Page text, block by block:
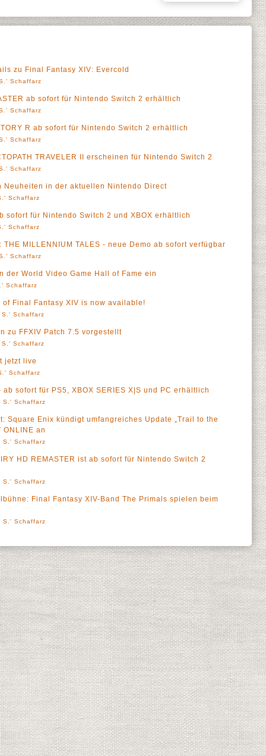
zu Final Fantasy XIV: Evercold
Schaffarz
ab sofort für Nintendo Switch 2 erhältlich
Schaffarz
R ab sofort für Nintendo Switch 2 erhältlich
Schaffarz
TRAVELER II erscheinen für Nintendo Switch 2
Schaffarz
Neuheiten in der aktuellen Nintendo Direct
Schaffarz
sofort für Nintendo Switch 2 und XBOX erhältlich
Schaffarz
THE MILLENNIUM TALES - neue Demo ab sofort verfügbar
Schaffarz
der World Video Game Hall of Fame ein
Schaffarz
Final Fantasy XIV is now available!
S.' Schaffarz
zu FFXIV Patch 7.5 vorgestellt
S.' Schaffarz
jetzt live
Schaffarz
ab sofort für PS5, XBOX SERIES X|S und PC erhältlich
S.' Schaffarz
Square Enix kündigt umfangreiches Update „Trail to the
ONLINE an
S.' Schaffarz
HD REMASTER ist ab sofort für Nintendo Switch 2
S.' Schaffarz
Final Fantasy XIV-Band The Primals spielen beim
S.' Schaffarz